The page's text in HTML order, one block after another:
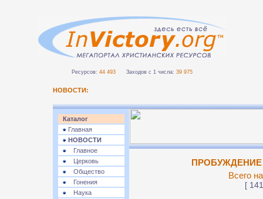
Ресурсов: 44 493 Заходов с 1 числа: 39 975
НОВОСТИ:
Каталог
Главная
НОВОСТИ
Главное
Церковь
Общество
Гонения
Наука
ПРОБУЖДЕНИЕ
Всего
[